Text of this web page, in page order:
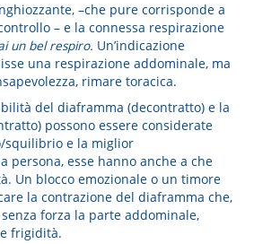
–che pure corrisponde a
– e la connessa respirazione
un bel respiro. Un’indicazione
una respirazione addominale, ma
rimare toracica.
del diaframma (decontratto) e la
possono essere considerate
squilibrio e la miglior
persona, esse hanno anche a che
Un blocco emozionale o un timore
la contrazione del diaframma che,
forza la parte addominale,
frigidità.